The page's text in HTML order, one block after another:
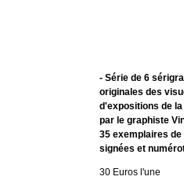
- Série de 6
originales des
d'expositions de
par le graphiste
35 exemplaires de
signées et
30 Euros l'une